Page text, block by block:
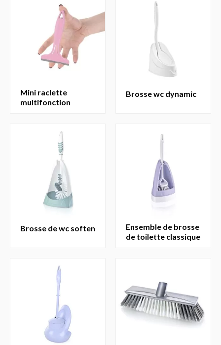
mini raclette
multifonction
brosse wc dynamic
brosse de wc soften
ensemble de brosse
de toilette classique